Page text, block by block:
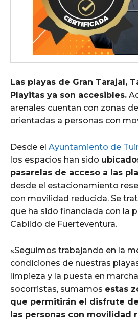
Las playas de Gran Tarajal,
Playitas ya son accesibles.
arenales cuentan con zonas
orientadas a personas con
Desde el Ayuntamiento de
los espacios han sido
pasarelas de acceso a las
desde el estacionamiento
con movilidad reducida. Se
que ha sido financiada con la
Cabildo de Fuerteventura.
«Seguimos trabajando en la
condiciones de nuestras
limpieza y la puesta en
socorristas, sumamos estas
que permitirán el disfrute
las personas con movilidad